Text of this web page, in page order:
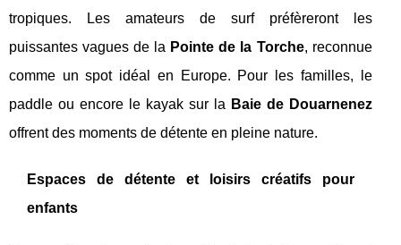
tropiques. Les amateurs de surf préfèreront les
puissantes vagues de la Pointe de la Torche, reconnue
comme un spot idéal en Europe. Pour les familles, le
paddle ou encore le kayak sur la Baie de Douarnenez
offrent des moments de détente en pleine nature.
Espaces de détente et loisirs créatifs pour
enfants